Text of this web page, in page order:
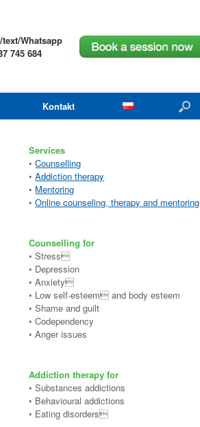
Whatsapp
745 684
Kontakt
Services
•Counselling
•Addiction therapy
• Mentoring
•Online counseling, therapy and mentoring
Counselling for
• Stress
• Depression
• Anxiety
• Low self-esteem and body esteem
• Shame and guilt
• Codependency
• Anger issues
Addiction therapy for
• Substances addictions
• Behavioural addictions
• Eating disorders